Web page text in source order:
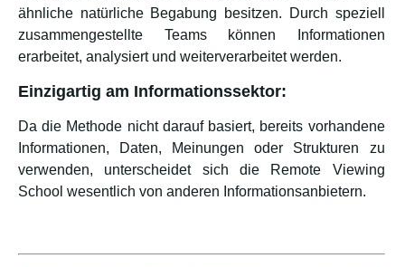
ähnliche natürliche Begabung besitzen. Durch speziell
zusammengestellte Teams können Informationen
erarbeitet, analysiert und weiterverarbeitet werden.
Einzigartig am Informationssektor:
Da die Methode nicht darauf basiert, bereits vorhandene
Informationen, Daten, Meinungen oder Strukturen zu
verwenden, unterscheidet sich die Remote Viewing
School wesentlich von anderen Informationsanbietern.